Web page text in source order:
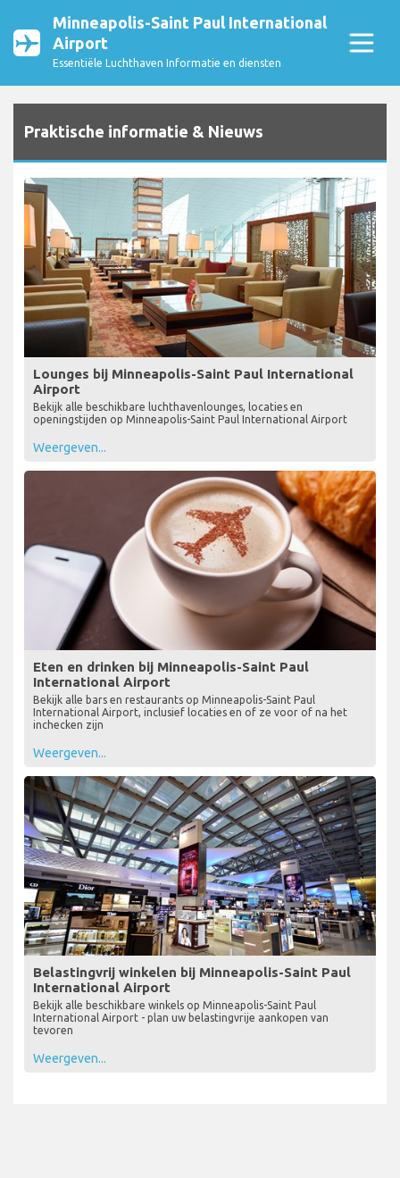
Minneapolis-Saint Paul International
Airport
Essentiële Luchthaven Informatie en diensten
Praktische informatie & Nieuws
Lounges bij Minneapolis-Saint Paul International
Airport
Bekijk alle beschikbare luchthavenlounges, locaties en
openingstijden op Minneapolis-Saint Paul International Airport
Weergeven...
Eten en drinken bij Minneapolis-Saint Paul
International Airport
Bekijk alle bars en restaurants op Minneapolis-Saint Paul
International Airport, inclusief locaties en of ze voor of na het
inchecken zijn
Weergeven...
Belastingvrij winkelen bij Minneapolis-Saint Paul
International Airport
Bekijk alle beschikbare winkels op Minneapolis-Saint Paul
International Airport - plan uw belastingvrije aankopen van
tevoren
Weergeven...